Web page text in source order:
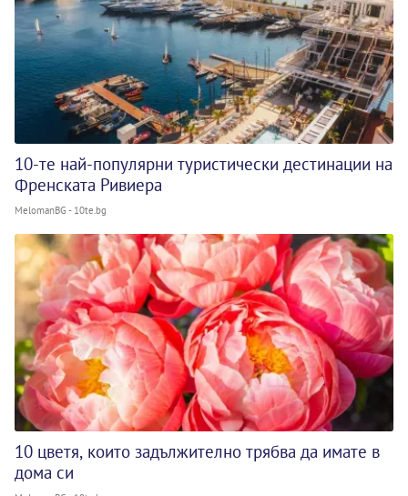
10-те най-популярни туристически дестинации на
Френската Ривиера
MelomanBG - 10te.bg
10 цветя, които задължително трябва да имате в
дома си